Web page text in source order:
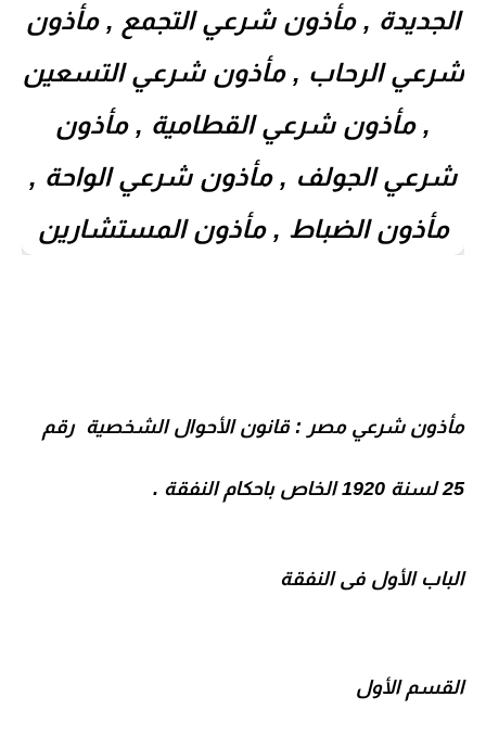
مأذون شرعي مصر : قانون الأحوال الشخصية رقم
25 لسنة 1920 الخاص باحكام النفقة .
الباب الأول فى النفقة
القسم الأول